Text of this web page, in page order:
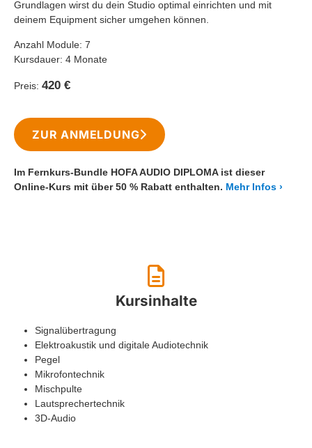
Grundlagen wirst du dein Studio optimal einrichten und mit
deinem Equipment sicher umgehen können.
Anzahl Module: 7
Kursdauer: 4 Monate
Preis: 420 €
ZUR ANMELDUNG
Im Fernkurs-Bundle HOFA AUDIO DIPLOMA ist dieser
Online-Kurs mit über 50 % Rabatt enthalten. Mehr Infos
Kursinhalte
Signalübertragung
Elektroakustik und digitale Audiotechnik
Pegel
Mikrofontechnik
Mischpulte
Lautsprechertechnik
3D-Audio